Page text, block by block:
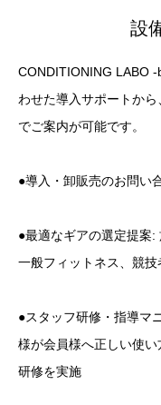
設
CONDITIONING LABO
わせた導入サポートか
でご案内が可能です。
●導入・卸販売のお問い
●最適なギアの選定提案:
一般フィットネス、競
●スタッフ研修・指導マ
様が会員様へ正しい使
研修を実施